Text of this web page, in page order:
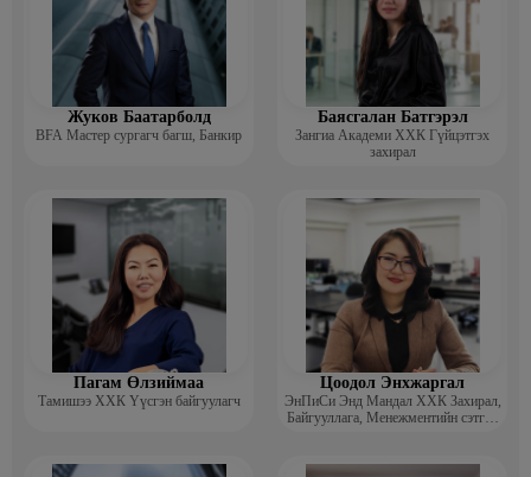
Жуков Баатарболд
BFA Мастер сургагч багш, Банкир
Баясгалан Батгэрэл
Зангиа Академи ХХК Гүйцэтгэх
захирал
Пагам Өлзиймаа
Тамишээ ХХК Үүсгэн байгуулагч
Цоодол Энхжаргал
ЭнПиСи Энд Мандал ХХК Захирал,
Байгууллага, Менежментийн сэтгэл